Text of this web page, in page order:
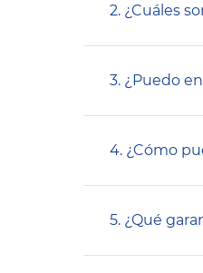
2. ¿Cuáles
3. ¿Puedo
4. ¿Cómo
5. ¿Qué